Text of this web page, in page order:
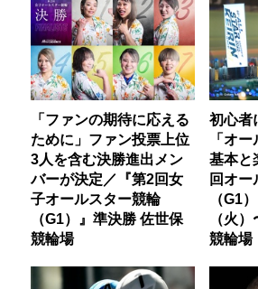
「ファンの期待に応える
ために」ファン投票上位
3人を含む決勝進出メン
バーが決定／『第2回女
子オールスター競輪
（G1）』準決勝 佐世保
競輪場
初心者
「オ
基本と
回オー
（G1
（火
競輪場